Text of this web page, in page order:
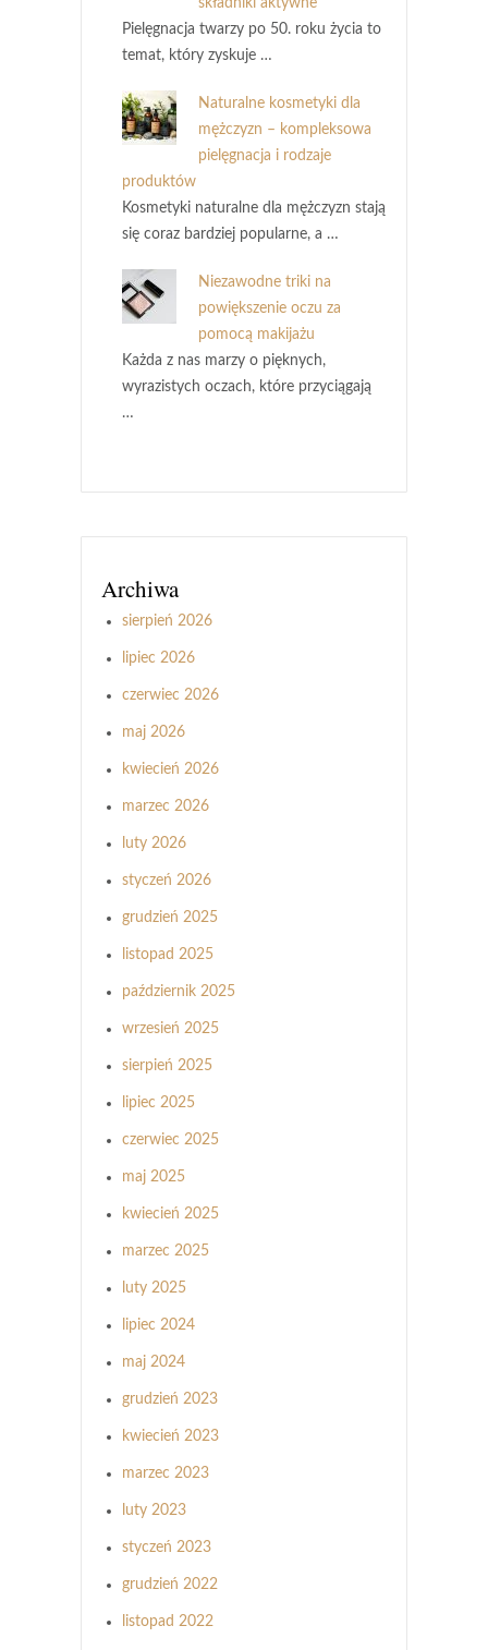
Pielęgnacja twarzy po 50. roku życia to
temat, który zyskuje …
Naturalne kosmetyki dla
mężczyzn – kompleksowa
pielęgnacja i rodzaje
produktów
Kosmetyki naturalne dla mężczyzn stają
się coraz bardziej popularne, a …
Niezawodne triki na
powiększenie oczu za
pomocą makijażu
Każda z nas marzy o pięknych,
wyrazistych oczach, które przyciągają
…
Archiwa
sierpień 2026
lipiec 2026
czerwiec 2026
maj 2026
kwiecień 2026
marzec 2026
luty 2026
styczeń 2026
grudzień 2025
listopad 2025
październik 2025
wrzesień 2025
sierpień 2025
lipiec 2025
czerwiec 2025
maj 2025
kwiecień 2025
marzec 2025
luty 2025
lipiec 2024
maj 2024
grudzień 2023
kwiecień 2023
marzec 2023
luty 2023
styczeń 2023
grudzień 2022
listopad 2022